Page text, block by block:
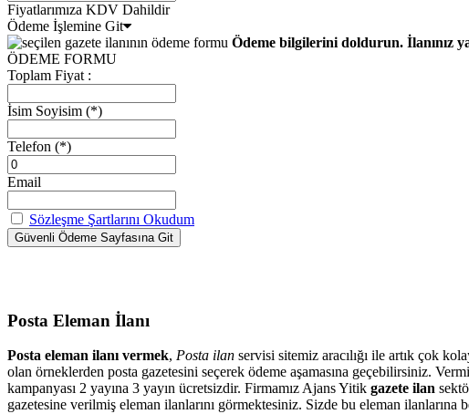
Fiyatlarımıza KDV Dahildir
Ödeme İşlemine Git
Ödeme bilgilerini doldurun. İlanınız
ÖDEME FORMU
Toplam Fiyat :
İsim Soyisim (*)
Telefon (*)
Email
Sözleşme Şartlarını Okudum
Posta Eleman İlanı
Posta eleman ilanı vermek, Posta ilan servisi sitemiz aracılığı ile artık çok
olan örneklerden posta gazetesini seçerek ödeme aşamasına geçebilirsiniz.
kampanyası 2 yayına 3 yayın ücretsizdir. Firmamız Ajans Yitik gazete ilan
gazetesine verilmiş eleman ilanlarını görmektesiniz. Sizde bu eleman